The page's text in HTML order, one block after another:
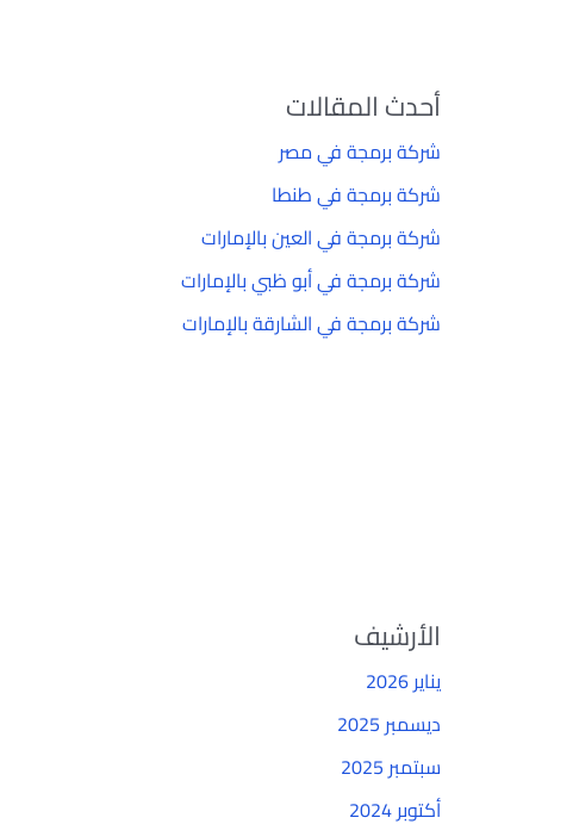
أحدث المقالات
شركة برمجة في مصر
شركة برمجة في طنطا
شركة برمجة في العين بالإمارات
شركة برمجة في أبو ظبي بالإمارات
شركة برمجة في الشارقة بالإمارات
الأرشيف
يناير 2026
ديسمبر 2025
سبتمبر 2025
أكتوبر 2024